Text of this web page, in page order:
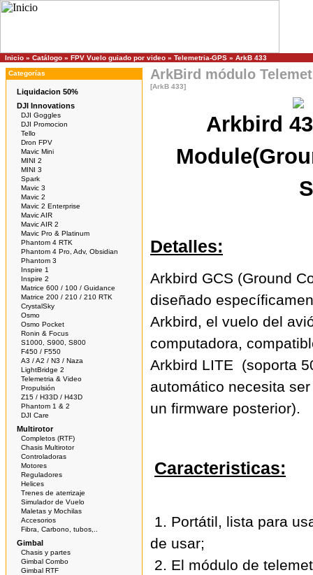
Inicio » Catálogo » FPV Vuelo guiado por video » Telemetria-GPS » ArkB 433
Categorías
Liquidacion 50%
DJI Innovations
DJI Goggles
DJI Promocion
Tello
Dron FPV
Mavic Mini
MINI 2
MINI 3
Spark
Mavic 3
Mavic 2
Mavic 2 Enterprise
Mavic AIR
Mavic AIR 2
Mavic Pro & Platinum
Phantom 4 RTK
Phantom 4 Pro, Adv, Obsidian
Phantom 3
Inspire 1
Inspire 2
Matrice 600 / 100 / Guidance
Matrice 200 / 210 / 210 RTK
CrystalSky
Osmo
Osmo Pocket
Ronin & Focus
S1000, S900, S800
F450 / F550
A3 / A2 / N3 / Naza
LightBridge 2
Telemetria & Video
Propulsión
Z15 / H33D / H43D
Phantom 1 & 2
DJI Care
Multirotor
Completos (RTF)
Chasis Multirotor
Controladoras
Motores
Reguladores
Helices
Trenes de aterrizaje
Simulador de Vuelo
Maletas y Mochilas
Accesorios
Fibra, Carbono, tubos,..
Gimbal
Chasis y partes
Gimbal Combo
Gimbal RTF
ArkBird módulo
[ArkB 433]
Arkbird
Detalles:
Arkbird GCS (Ground
diseñado
Arkbird, el vuelo del
computadora,
Arkbird LITE (soporta
automático necesita
un firmware posterior).
Caracteristicas:
1. Portátil, lista para
de usar;
2. El módulo de